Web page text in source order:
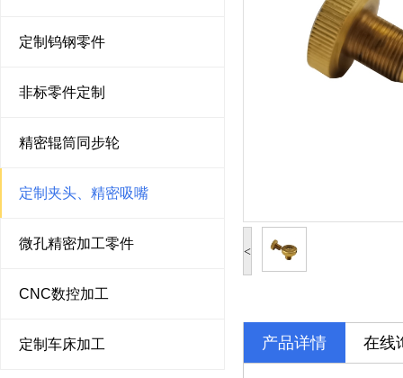
定制钨钢零件
非标零件定制
精密辊筒同步轮
定制夹头、精密吸嘴
微孔精密加工零件
CNC数控加工
定制车床加工
<
产品详情 在线